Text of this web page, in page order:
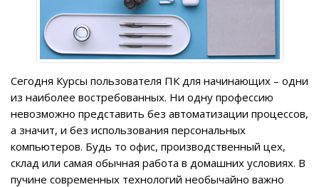
Сегодня Курсы пользователя ПК для начинающих – одни
из наиболее востребованных. Ни одну профессию
невозможно представить без автоматизации процессов,
а значит, и без использования персональных
компьютеров. Будь то офис, производственный цех,
склад или самая обычная работа в домашних условиях. В
пучине современных технологий необычайно важно